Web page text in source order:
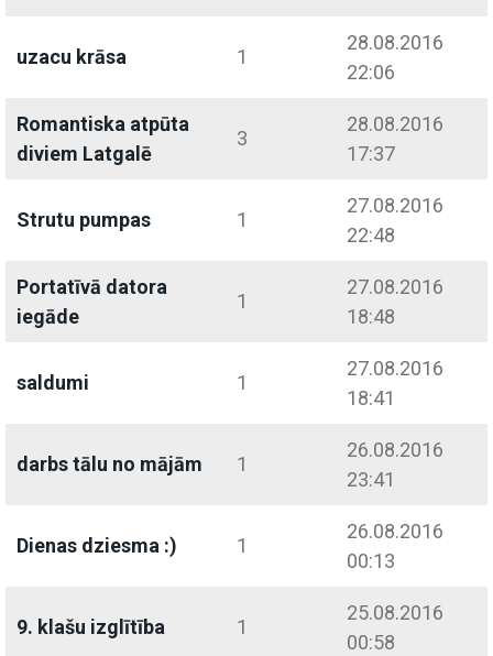
uzacu krāsa 1
28.08.2016
22:06
Romantiska atpūta
diviem Latgalē
3
28.08.2016
17:37
Strutu pumpas 1
27.08.2016
22:48
Portatīvā datora
iegāde
1
27.08.2016
18:48
saldumi 1
27.08.2016
18:41
darbs tālu no mājām 1
26.08.2016
23:41
Dienas dziesma :) 1
26.08.2016
00:13
9. klašu izglītība 1
25.08.2016
00:58